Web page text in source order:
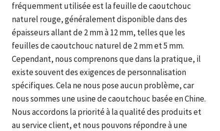
fréquemment utilisée est la feuille de caoutchouc
naturel rouge, généralement disponible dans des
épaisseurs allant de 2 mm à 12 mm, telles que les
feuilles de caoutchouc naturel de 2 mm et 5 mm.
Cependant, nous comprenons que dans la pratique, il
existe souvent des exigences de personnalisation
spécifiques. Cela ne nous pose aucun problème, car
nous sommes une usine de caoutchouc basée en Chine.
Nous accordons la priorité à la qualité des produits et
au service client, et nous pouvons répondre à une